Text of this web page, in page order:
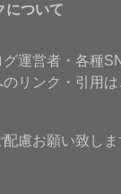
について
運営者・各種
リンク・引用は
慮お願い致しま